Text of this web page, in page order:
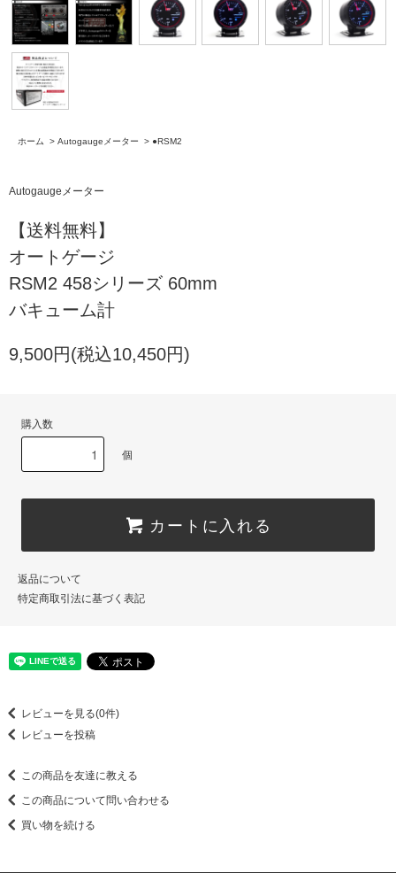
ホーム > Autogaugeメーター > ●RSM2
Autogaugeメーター
【送料無料】
オートゲージ
RSM2 458シリーズ 60mm
バキューム計
9,500円(税込10,450円)
購入数
個
カートに入れる
返品について
特定商取引法に基づく表記
レビューを見る(0件)
レビューを投稿
この商品を友達に教える
この商品について問い合わせる
買い物を続ける